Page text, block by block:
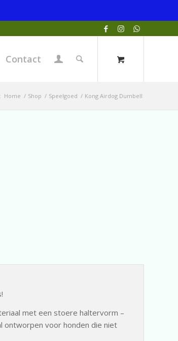
Contact
Home / Shop / Speelgoed / Kong Airdog Dumbell
met een stoere haltervorm –
ontworpen voor honden die niet